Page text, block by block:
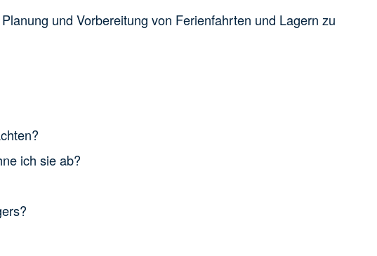
und Vorbereitung von Ferienfahrten und Lagern zu
ich sie ab?